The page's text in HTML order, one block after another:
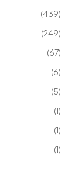
(439)
(249)
(67)
(6)
(5)
(1)
(1)
(1)